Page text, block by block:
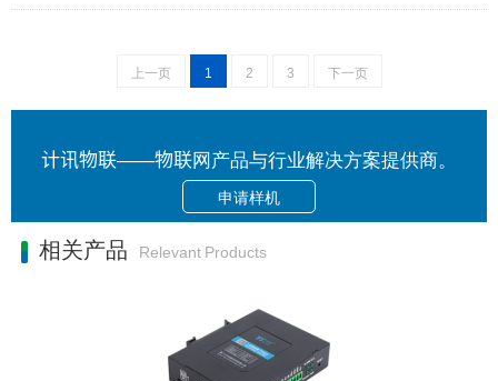
上一页 1 2 3 下一页
计讯物联——物联网产品与行业解决方案提供商。
申请样机
相关产品 Relevant Products